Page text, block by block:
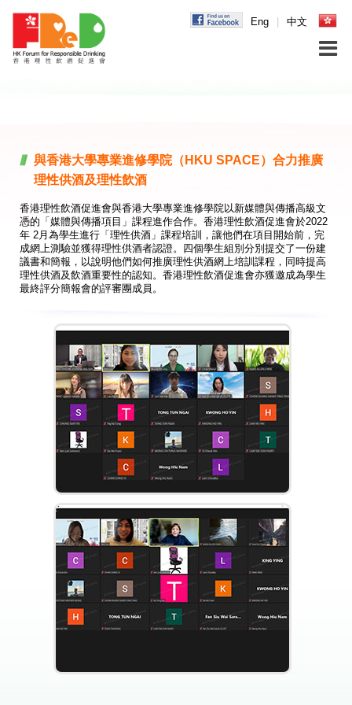
Eng 中文
與香港大學專業進修學院（HKU SPACE）合力推廣
理性供酒及理性飲酒
香港理性飲酒促進會與香港大學專業進修學院以新媒體與傳播高級文
憑的「媒體與傳播項目」課程進作合作。香港理性飲酒促進會於2022
年 2月為學生進行「理性供酒」課程培訓，讓他們在項目開始前，完
成網上測驗並獲得理性供酒者認證。四個學生組別分別提交了一份建
議書和簡報，以說明他們如何推廣理性供酒網上培訓課程，同時提高
理性供酒及飲酒重要性的認知。香港理性飲酒促進會亦獲邀成為學生
最終評分簡報會的評審團成員。